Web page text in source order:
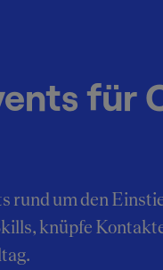
für
rund um den
knüpfe